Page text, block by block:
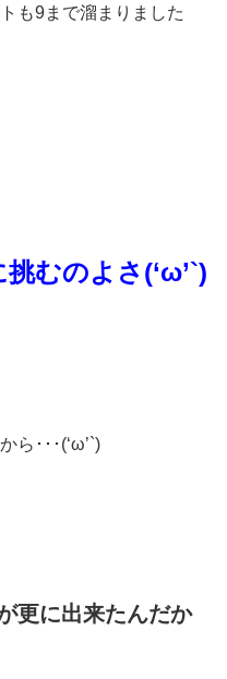
も9まで溜まりました
むのよさ(‘ω’`)
ら･･･(‘ω’`)
更に出来たんだか